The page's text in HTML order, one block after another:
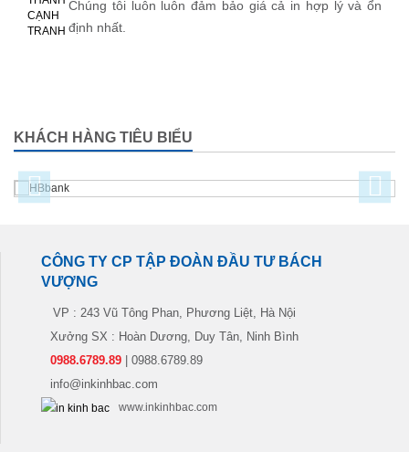
Chúng tôi luôn luôn đảm bảo giá cả in hợp lý và ổn
định nhất.
KHÁCH HÀNG TIÊU BIỂU
CÔNG TY CP TẬP ĐOÀN ĐẦU TƯ BÁCH
VƯỢNG
VP : 243 Vũ Tông Phan, Phương Liệt, Hà Nội
Xưởng SX : Hoàn Dương, Duy Tân, Ninh Bình
0988.6789.89 | 0988.6789.89
info@inkinhbac.com
www.inkinhbac.com